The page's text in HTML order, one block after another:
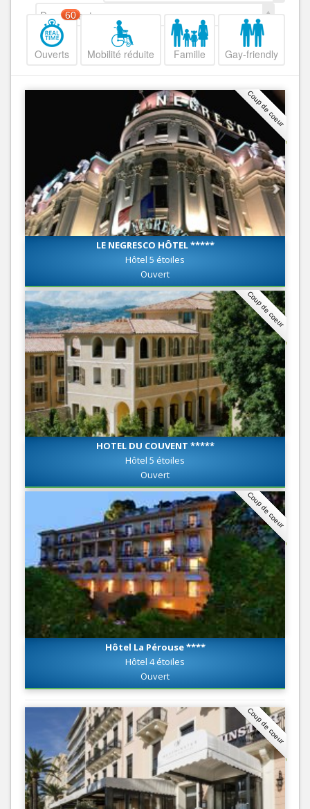
Decroissant
Ouverts
60
Mobilité réduite Famille Gay-friendly
Coup de coeur
LE NEGRESCO HÔTEL *****
Hôtel 5 étoiles
Ouvert
Coup de coeur
HOTEL DU COUVENT *****
Hôtel 5 étoiles
Ouvert
Coup de coeur
Hôtel La Pérouse ****
Hôtel 4 étoiles
Ouvert
Coup de coeur